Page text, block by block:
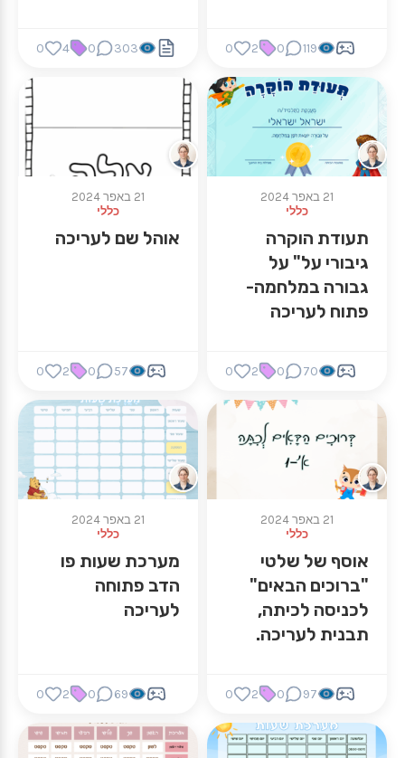
סיפורים, מפתח
הלב.
119
0
2
0
303
0
4
0
21 באפר 2024
כללי
תעודת הוקרה
גיבורי על" על
גבורה במלחמה-
פתוח לעריכה
70
0
2
0
21 באפר 2024
כללי
אוהל שם לעריכה
57
0
2
0
21 באפר 2024
כללי
אוסף של שלטי
"ברוכים הבאים"
לכניסה לכיתה,
תבנית לעריכה.
97
0
2
0
21 באפר 2024
כללי
מערכת שעות פו
הדב פתוחה
לעריכה
69
0
2
0